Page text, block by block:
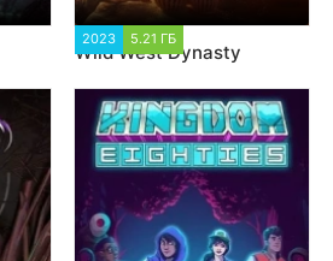
2023 5.21 ГБ
Wild West Dynasty